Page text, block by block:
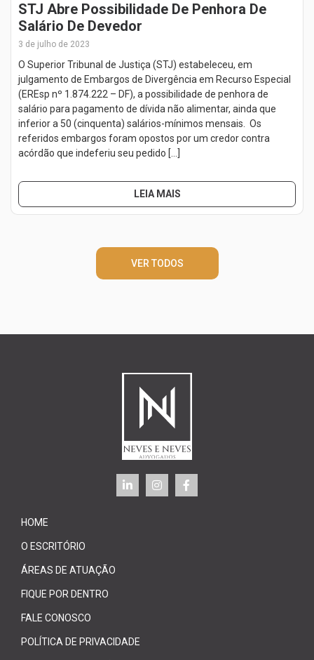
STJ Abre Possibilidade De Penhora De
Salário De Devedor
3 de julho de 2023
O Superior Tribunal de Justiça (STJ) estabeleceu, em
julgamento de Embargos de Divergência em Recurso Especial
(EREsp nº 1.874.222 – DF), a possibilidade de penhora de
salário para pagamento de dívida não alimentar, ainda que
inferior a 50 (cinquenta) salários-mínimos mensais. Os
referidos embargos foram opostos por um credor contra
acórdão que indeferiu seu pedido […]
LEIA MAIS
VER TODOS
HOME
O ESCRITÓRIO
ÁREAS DE ATUAÇÃO
FIQUE POR DENTRO
FALE CONOSCO
POLÍTICA DE PRIVACIDADE